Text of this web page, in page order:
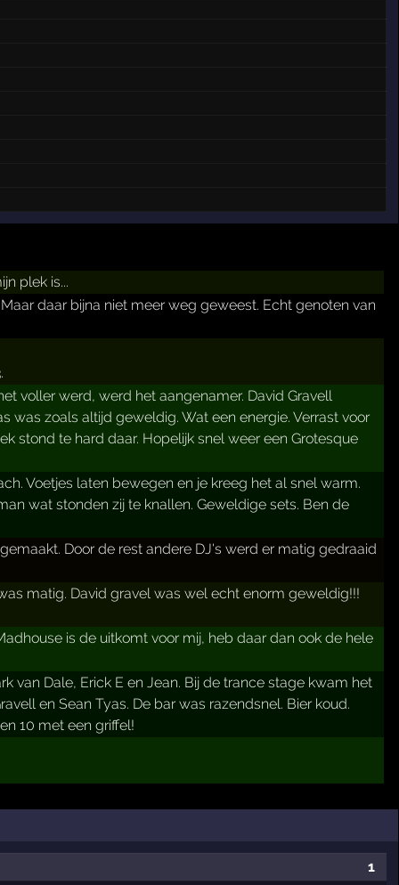
plek is...
daar bijna niet meer weg geweest. Echt genoten van
voller werd, werd het aangenamer. David Gravell
zoals altijd geweldig. Wat een energie. Verrast voor
stond te hard daar. Hopelijk snel weer een Grotesque
Voetjes laten bewegen en je kreeg het al snel warm.
wat stonden zij te knallen. Geweldige sets. Ben de
Door de rest andere DJ's werd er matig gedraaid
matig. David gravel was wel echt enorm geweldig!!!
is de uitkomt voor mij, heb daar dan ook de hele
van Dale, Erick E en Jean. Bij de trance stage kwam het
en Sean Tyas. De bar was razendsnel. Bier koud.
10 met een griffel!
1